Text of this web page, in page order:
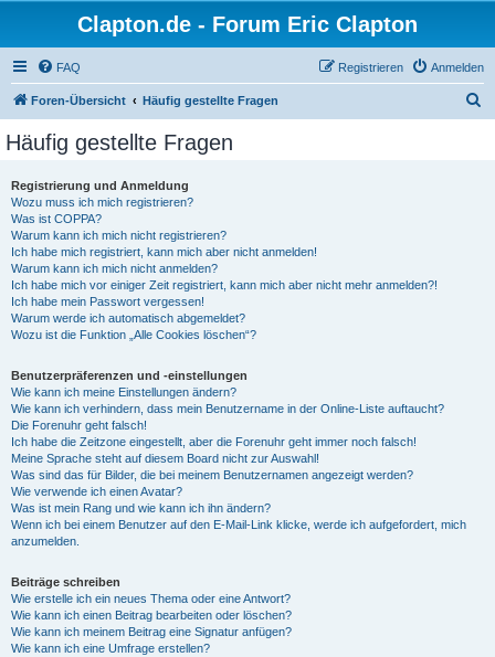
Clapton.de - Forum Eric Clapton
FAQ Anmelden
Registrieren
Foren-Übersicht Häufig gestellte Fragen
Häufig gestellte Fragen
Registrierung und Anmeldung
Wozu muss ich mich registrieren?
Was ist COPPA?
Warum kann ich mich nicht registrieren?
Ich habe mich registriert, kann mich aber nicht anmelden!
Warum kann ich mich nicht anmelden?
Ich habe mich vor einiger Zeit registriert, kann mich aber nicht mehr anmelden?!
Ich habe mein Passwort vergessen!
Warum werde ich automatisch abgemeldet?
Wozu ist die Funktion „Alle Cookies löschen“?
Benutzerpräferenzen und -einstellungen
Wie kann ich meine Einstellungen ändern?
Wie kann ich verhindern, dass mein Benutzername in der Online-Liste auftaucht?
Die Forenuhr geht falsch!
Ich habe die Zeitzone eingestellt, aber die Forenuhr geht immer noch falsch!
Meine Sprache steht auf diesem Board nicht zur Auswahl!
Was sind das für Bilder, die bei meinem Benutzernamen angezeigt werden?
Wie verwende ich einen Avatar?
Was ist mein Rang und wie kann ich ihn ändern?
Wenn ich bei einem Benutzer auf den E-Mail-Link klicke, werde ich aufgefordert, mich
anzumelden.
Beiträge schreiben
Wie erstelle ich ein neues Thema oder eine Antwort?
Wie kann ich einen Beitrag bearbeiten oder löschen?
Wie kann ich meinem Beitrag eine Signatur anfügen?
Wie kann ich eine Umfrage erstellen?